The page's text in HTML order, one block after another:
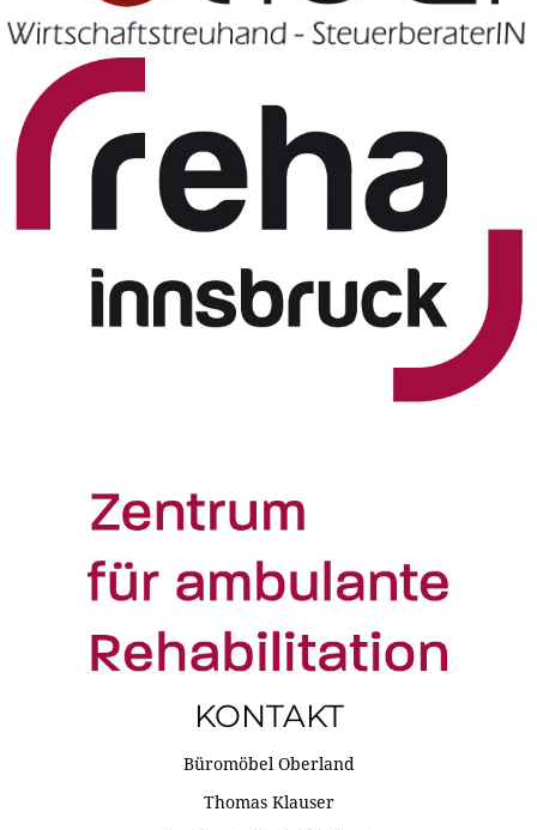
KONTAKT
Büromöbel Oberland
Thomas Klauser